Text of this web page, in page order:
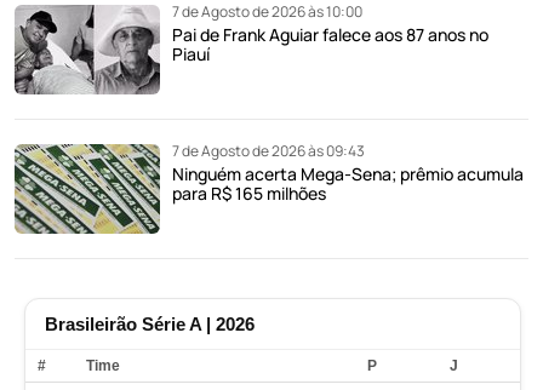
7 de Agosto de 2026 às 10:00
Pai de Frank Aguiar falece aos 87 anos no
Piauí
7 de Agosto de 2026 às 09:43
Ninguém acerta Mega-Sena; prêmio acumula
para R$ 165 milhões